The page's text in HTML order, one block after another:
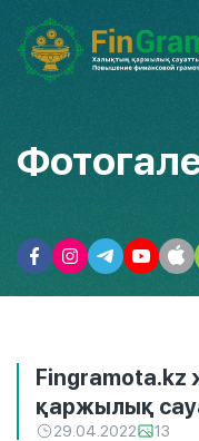
қаржылық
29.04.2022 13